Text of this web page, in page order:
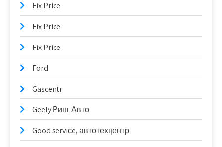
Fix Price
Fix Price
Fix Price
Ford
Gascentr
Geely Ринг Авто
Good serviсe, автотехцентр